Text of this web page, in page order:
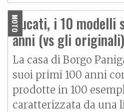
MOTO
Ducati, i 10 modelli
anni (vs gli originali)
La casa di Borgo
suoi primi 100 anni
prodotte in 100
caratterizzata da una